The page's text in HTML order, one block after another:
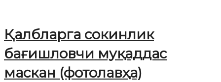
Қалбларга сокинлик
бағишловчи муқаддас
маскан (фотолавҳа)